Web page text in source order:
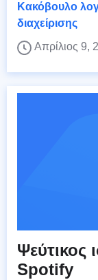
Κακόβουλο
διαχείρισης
Απρίλιος 9,
Ψεύτικος
Spotify